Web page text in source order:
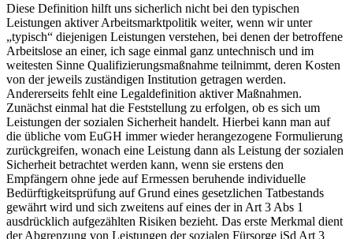
Diese Definition hilft uns sicherlich nicht bei den typischen
Leistungen aktiver Arbeitsmarktpolitik weiter, wenn wir unter
„typisch“ diejenigen Leistungen verstehen, bei denen der betroffene
Arbeitslose an einer, ich sage einmal ganz untechnisch und im
weitesten Sinne Qualifizierungsmaßnahme teilnimmt, deren Kosten
von der jeweils zuständigen Institution getragen werden.
Andererseits fehlt eine Legaldefinition aktiver Maßnahmen.
Zunächst einmal hat die Feststellung zu erfolgen, ob es sich um
Leistungen der sozialen Sicherheit handelt. Hierbei kann man auf
die übliche vom EuGH immer wieder herangezogene Formulierung
zurückgreifen, wonach eine Leistung dann als Leistung der sozialen
Sicherheit betrachtet werden kann, wenn sie erstens den
Empfängern ohne jede auf Ermessen beruhende individuelle
Bedürftigkeitsprüfung auf Grund eines gesetzlichen Tatbestands
gewährt wird und sich zweitens auf eines der in Art 3 Abs 1
ausdrücklich aufgezählten Risiken bezieht. Das erste Merkmal dient
der Abgrenzung von Leistungen der sozialen Fürsorge iSd Art 3